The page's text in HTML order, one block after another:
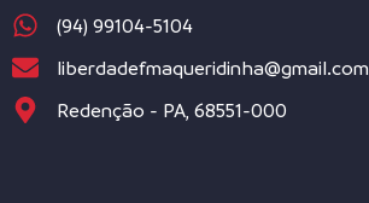
(94) 99104-5104
liberdadefmaqueridinha@gmail.com
Redenção - PA, 68551-000